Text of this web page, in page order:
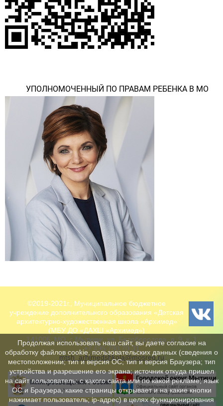
УПОЛНОМОЧЕННЫЙ ПО ПРАВАМ РЕБЕНКА В МО
©2019-2021г., Муниципальное бюджетное
учреждение дополнительного образования «Детская
архитектурно-художественная школа «Архимед»
(МБУ ДО «ДАХШ «Архимед»)
141006, МО, г. Мытищи, ул. Белобородова, д. 9, к. 1
+7 495 780 70 31
mtsh_arhimedshkola@mosreg.ru
Продолжая использовать наш сайт, вы даете согласие на
обработку файлов cookie, пользовательских данных (сведения о
местоположении; тип и версия ОС; тип и версия Браузера; тип
устройства и разрешение его экрана; источник откуда пришел
на сайт пользователь; с какого сайта или по какой рекламе; язык
ОС и Браузера; какие страницы открывает и на какие кнопки
нажимает пользователь; ip-адрес) в целях функционирования